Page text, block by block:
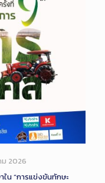
ม 2026
น “การแข่งขันทักษะ